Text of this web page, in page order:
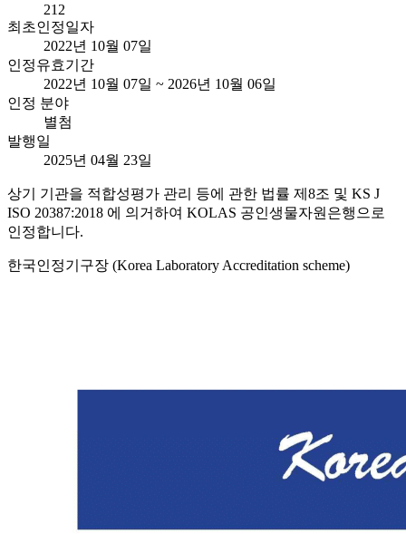
212
최초인정일자
2022년 10월 07일
인정유효기간
2022년 10월 07일 ~ 2026년 10월 06일
인정 분야
별첨
발행일
2025년 04월 23일
상기 기관을 적합성평가 관리 등에 관한 법률 제8조 및 KS J
ISO 20387:2018 에 의거하여 KOLAS 공인생물자원은행으로
인정합니다.
한국인정기구장 (Korea Laboratory Accreditation scheme)